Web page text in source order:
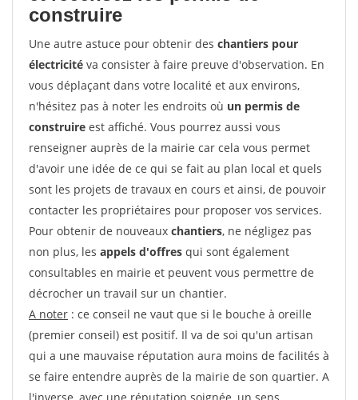
construire
Une autre astuce pour obtenir des chantiers pour
électricité va consister à faire preuve d'observation. En
vous déplaçant dans votre localité et aux environs,
n'hésitez pas à noter les endroits où un permis de
construire est affiché. Vous pourrez aussi vous
renseigner auprès de la mairie car cela vous permet
d'avoir une idée de ce qui se fait au plan local et quels
sont les projets de travaux en cours et ainsi, de pouvoir
contacter les propriétaires pour proposer vos services.
Pour obtenir de nouveaux chantiers, ne négligez pas
non plus, les appels d'offres qui sont également
consultables en mairie et peuvent vous permettre de
décrocher un travail sur un chantier.
A noter : ce conseil ne vaut que si le bouche à oreille
(premier conseil) est positif. Il va de soi qu'un artisan
qui a une mauvaise réputation aura moins de facilités à
se faire entendre auprès de la mairie de son quartier. A